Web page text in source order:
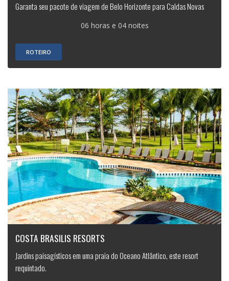
Garanta seu pacote de viagem de Belo Horizonte para Caldas Novas
06 horas e 04 noites
ROTEIRO
COSTA BRASILIS RESORTS
Jardins paisagísticos em uma praia do Oceano Atlântico, este resort
requintado.